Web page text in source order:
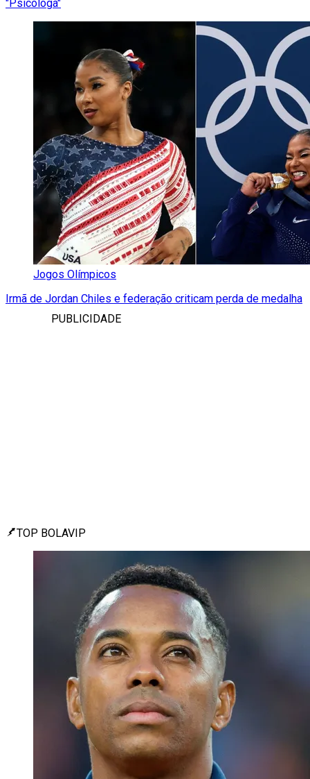
"Psicóloga"
Jogos Olímpicos
Irmã de Jordan Chiles e federação criticam perda de medalha
PUBLICIDADE
TOP BOLAVIP